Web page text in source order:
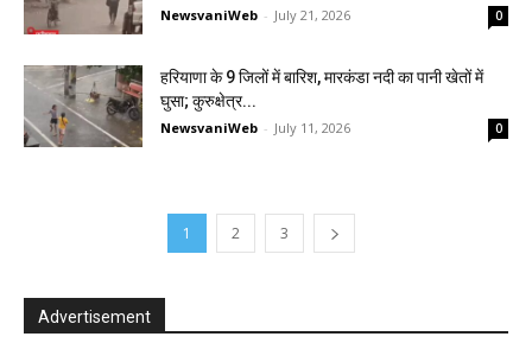
NewsvaniWeb - July 21, 2026 0
हरियाणा के 9 जिलों में बारिश, मारकंडा नदी का पानी खेतों में
घुसा; कुरुक्षेत्र...
NewsvaniWeb - July 11, 2026 0
1 2 3
Advertisement